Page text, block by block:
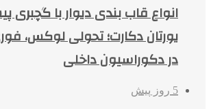
انواع قاب بندی دیوار با
یورتان دکارت؛ تحولی لوکس،
در دکوراسیون داخلی
5 روز پیش